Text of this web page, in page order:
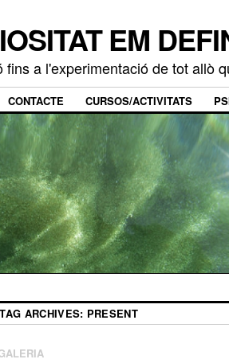
EM
fins a l'experimentació de tot allò
CONTACTE CURSOS/ACTIVITATS
TAG ARCHIVES: PRESENT